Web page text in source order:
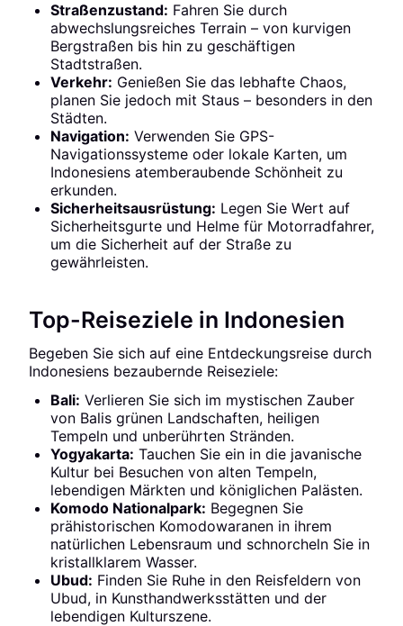
Straßenzustand: Fahren Sie durch
abwechslungsreiches Terrain – von kurvigen
Bergstraßen bis hin zu geschäftigen
Stadtstraßen.
Verkehr: Genießen Sie das lebhafte Chaos,
planen Sie jedoch mit Staus – besonders in den
Städten.
Navigation: Verwenden Sie GPS-
Navigationssysteme oder lokale Karten, um
Indonesiens atemberaubende Schönheit zu
erkunden.
Sicherheitsausrüstung: Legen Sie Wert auf
Sicherheitsgurte und Helme für Motorradfahrer,
um die Sicherheit auf der Straße zu
gewährleisten.
Top-Reiseziele in Indonesien
Begeben Sie sich auf eine Entdeckungsreise durch
Indonesiens bezaubernde Reiseziele:
Bali: Verlieren Sie sich im mystischen Zauber
von Balis grünen Landschaften, heiligen
Tempeln und unberührten Stränden.
Yogyakarta: Tauchen Sie ein in die javanische
Kultur bei Besuchen von alten Tempeln,
lebendigen Märkten und königlichen Palästen.
Komodo Nationalpark: Begegnen Sie
prähistorischen Komodowaranen in ihrem
natürlichen Lebensraum und schnorcheln Sie in
kristallklarem Wasser.
Ubud: Finden Sie Ruhe in den Reisfeldern von
Ubud, in Kunsthandwerksstätten und der
lebendigen Kulturszene.